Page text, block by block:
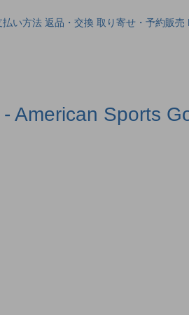
払い方法 返品・交換 取り寄せ・予約販売